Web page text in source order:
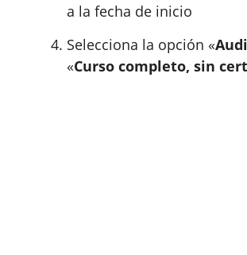
a la fecha de inicio
Selecciona la opción «
«Curso completo, sin